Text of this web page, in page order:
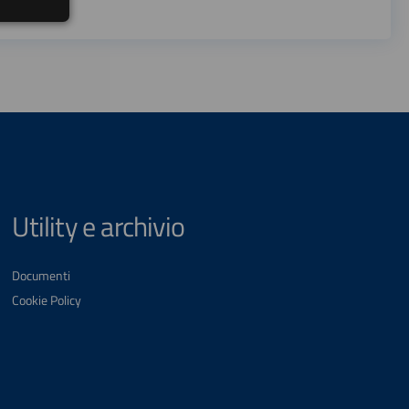
Utility e archivio
Documenti
Cookie Policy